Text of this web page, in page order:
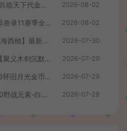
三网H5策略手游【三国兵临天下代金券内购七合修复版】最新整理单机一键即玩镜像端+Linux手工服务端+管理后台+GM授权后台+简易安卓客户端+详细搭建教程+视频教程 2026-08-02
卡牌回合手游【山海经异兽录11赛季全人物代金券内购版】最新整理WIN系服务端+授权GM后台+管理后台+热更修改工具+安卓+详细搭建教程 2026-08-02
GGE2互通西游【神界天海西柚】最新整理Win系服务端+安卓苹果PC三端+内置GM工具+全套源码+详细搭建教程+视频教程 2026-07-30
RED三端引擎传奇手游【聚义木剑沉默高仿嘟嘟沉默】最新整理Win系服务端+安卓苹果PC三端+详细搭建教程 2026-07-29
战神引擎传奇手游【1.76怀旧月光金币版】最新整理Win系复古服务端+安卓苹果双端+GM授权物品后台+详细搭建教程 2026-07-29
战神引擎传奇手游【1.80野战元素-白猪7.2免授权】最新整理Win系特色服务端+安卓+GM授权物品后台+详细搭建教程 2026-07-28